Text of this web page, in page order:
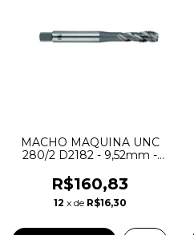
MACHO MAQUINA UNC
280/2 D2182 - 9,52mm -
R$160,83
12 x de R$16,30